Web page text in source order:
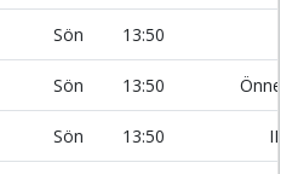
Sön 13:50
Sön 13:50
Sön 13:50 IK